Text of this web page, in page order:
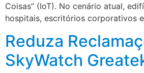
Coisas” (IoT). No cenário atual,
hospitais, escritórios corporativos
Reduza
SkyWatch